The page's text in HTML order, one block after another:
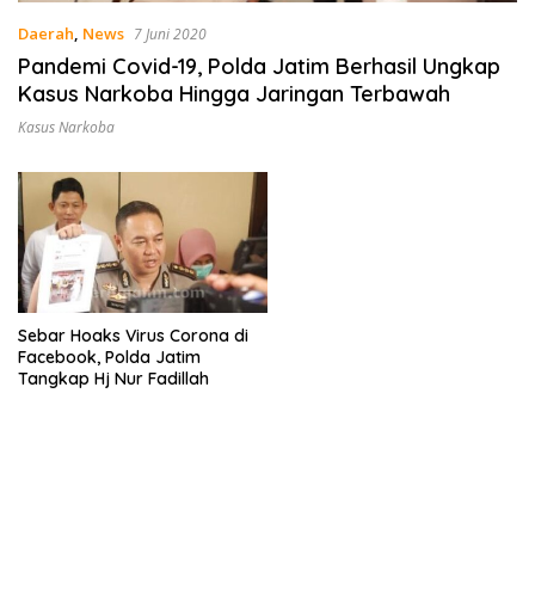
Daerah, News 7 Juni 2020
Pandemi Covid-19, Polda Jatim Berhasil Ungkap
Kasus Narkoba Hingga Jaringan Terbawah
Kasus Narkoba
Sebar Hoaks Virus Corona di
Facebook, Polda Jatim
Tangkap Hj Nur Fadillah